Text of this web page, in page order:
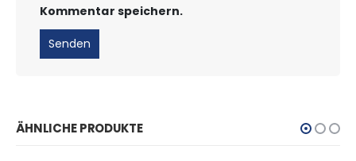
Kommentar speichern.
ÄHNLICHE PRODUKTE